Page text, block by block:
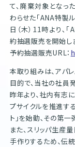
て、廃棄対象となっ
わらせた「ANA特製
日（木）11時より、
約抽選販売を開始し
予約抽選販売URL：
本取り組みは、アパ
目的で、当社の社員
昨年より、社内有志
プサイクルを推進す
ト」を始動、その第一
また、スリッパ生産
手作りするため、伝